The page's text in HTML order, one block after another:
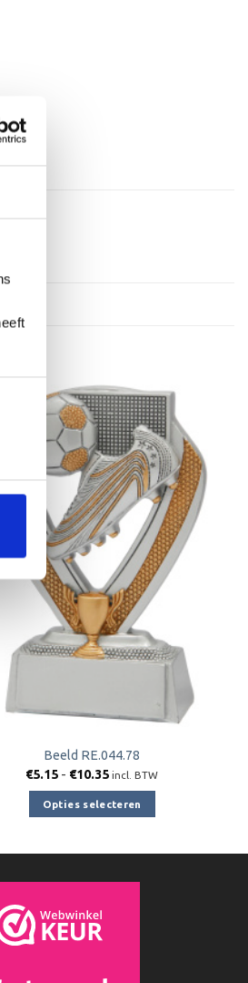
Toevoegen
aan
verlanglijst
Beeld RE.044.78
€5.15 - €10.35Prijsklasse:
tot
€10.35
incl. BTW
Opties selecteren
variaties.
Deze